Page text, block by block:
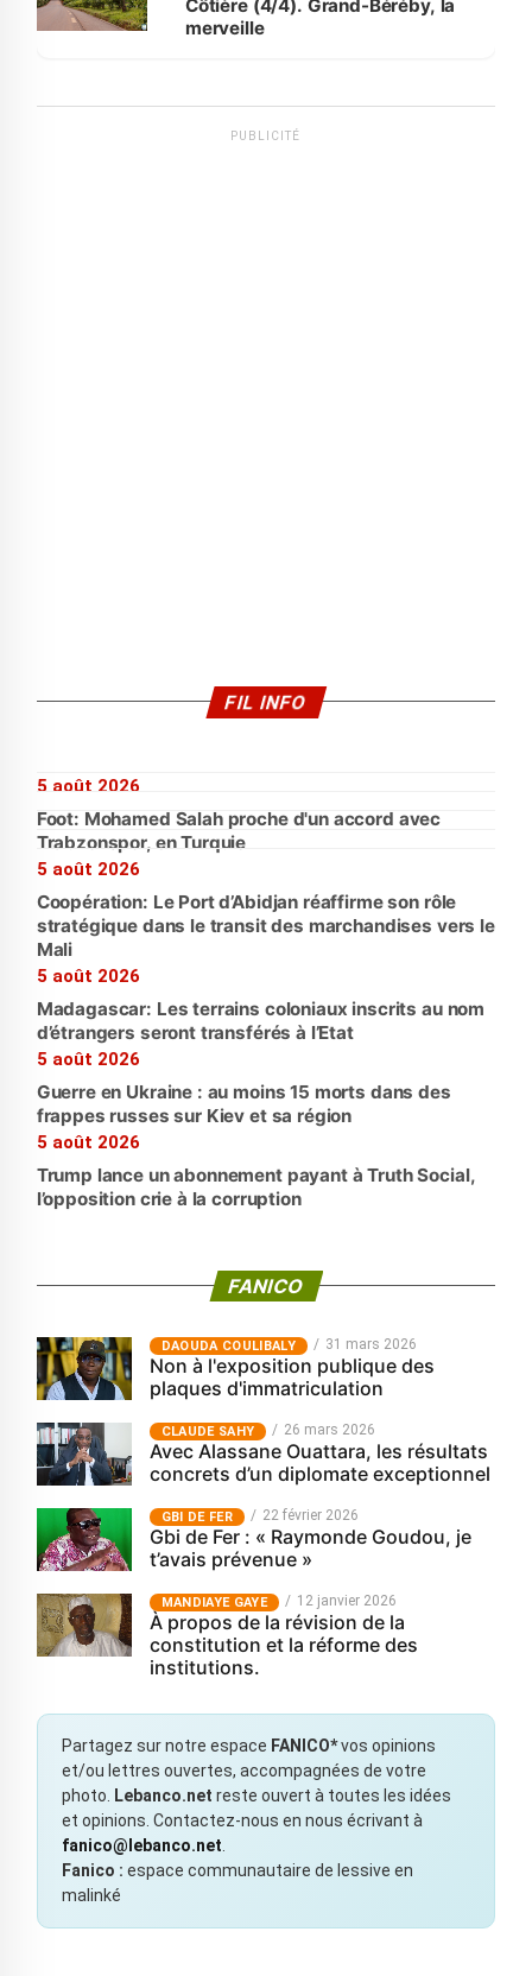
Côtière (4/4). Grand-Béréby, la
merveille
PUBLICITÉ
FIL INFO
5 août 2026
Foot: Mohamed Salah proche d'un accord avec
Trabzonspor, en Turquie
5 août 2026
Coopération: Le Port d’Abidjan réaffirme son rôle
stratégique dans le transit des marchandises vers le
Mali
5 août 2026
Madagascar: Les terrains coloniaux inscrits au nom
d’étrangers seront transférés à l’Etat
5 août 2026
Guerre en Ukraine : au moins 15 morts dans des
frappes russes sur Kiev et sa région
5 août 2026
Trump lance un abonnement payant à Truth Social,
l’opposition crie à la corruption
FANICO
‎DAOUDA COULIBALY 31 mars 2026
Non à l'exposition publique des
plaques d'immatriculation
CLAUDE SAHY 26 mars 2026
Avec Alassane Ouattara, les résultats
concrets d’un diplomate exceptionnel
GBI DE FER 22 février 2026
Gbi de Fer : « Raymonde Goudou, je
t’avais prévenue »
MANDIAYE GAYE 12 janvier 2026
À propos de la révision de la
constitution et la réforme des
institutions.
Partagez sur notre espace FANICO*vos opinions
et/ou lettres ouvertes, accompagnées de votre
photo.
Lebanco.net reste ouvert à toutes les idées
et opinions. Contactez-nous en nous écrivant à
fanico@lebanco.net
Fanico : espace communautaire de lessive en
malinké